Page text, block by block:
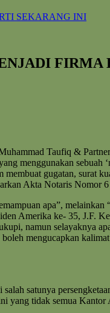
SEKARANG INI
FIRMA
Taufiq &
menggunakan sebuah
gugatan, surat
Akta Notaris Nomor
apa”, melainkan
Amerika ke- 35, J.F.
namun selayaknya
mengucapkan kalimat
satunya
yang tidak semua